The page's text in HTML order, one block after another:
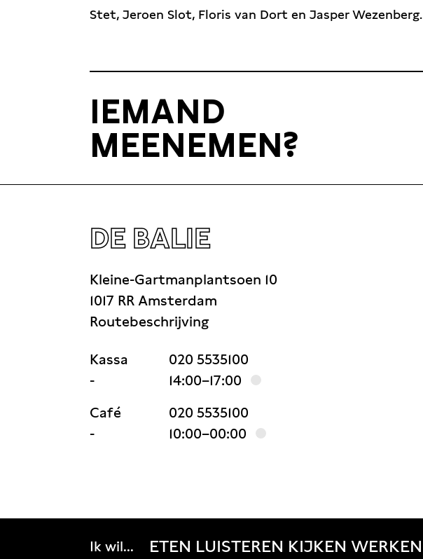
Stet, Jeroen Slot, Floris van Dort en Jasper Wezenberg.
IEMAND
MEENEMEN?
DE BALIE
Kleine-Gartmanplantsoen 10
1017 RR Amsterdam
Routebeschrijving
Kassa
020 5535100
-
14:00–17:00
Café
020 5535100
-
10:00–00:00
Ik wil... ETEN LUISTEREN KIJKEN WERKEN